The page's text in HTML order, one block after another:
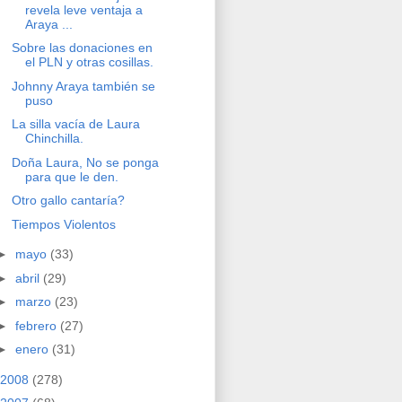
revela leve ventaja a
Araya ...
Sobre las donaciones en
el PLN y otras cosillas.
Johnny Araya también se
puso
La silla vacía de Laura
Chinchilla.
Doña Laura, No se ponga
para que le den.
Otro gallo cantaría?
Tiempos Violentos
mayo (33)
abril (29)
marzo (23)
febrero (27)
enero (31)
2008 (278)